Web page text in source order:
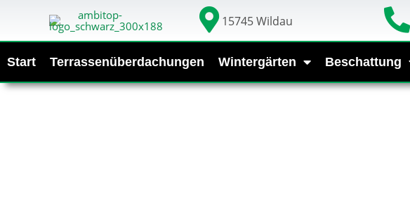
15745 Wildau
Start Terrassenüberdachungen Wintergärten Beschattung